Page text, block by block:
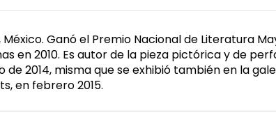
Ganó el Premio Nacional de Literatura
en 2010. Es autor de la pieza pictórica y de
2014, misma que se exhibió también en la
en febrero 2015.